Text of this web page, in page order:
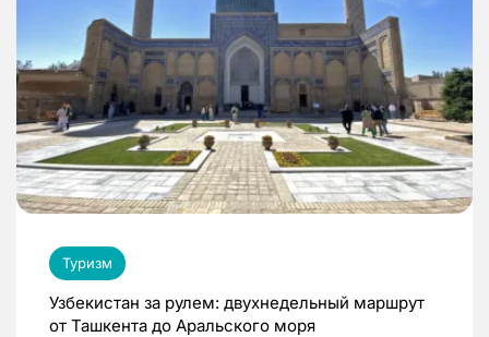
Туризм
Узбекистан за рулем: двухнедельный маршрут
от Ташкента до Аральского моря